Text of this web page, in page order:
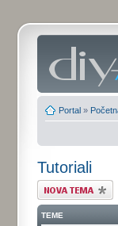
Portal »
Tutoriali
Započni novu temu
TEME